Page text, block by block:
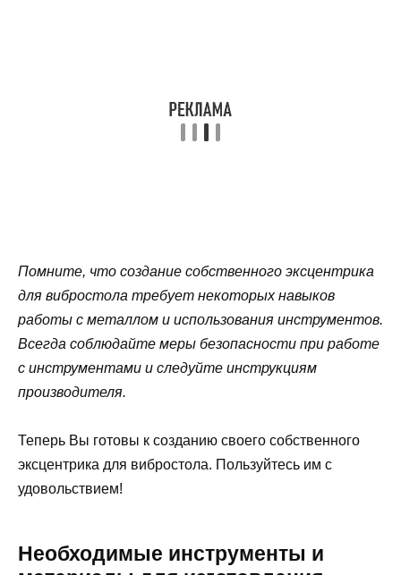
Помните, что создание собственного эксцентрика
для вибростола требует некоторых навыков
работы с металлом и использования инструментов.
Всегда соблюдайте меры безопасности при работе
с инструментами и следуйте инструкциям
производителя.
Теперь Вы готовы к созданию своего собственного
эксцентрика для вибростола. Пользуйтесь им с
удовольствием!
Необходимые инструменты и